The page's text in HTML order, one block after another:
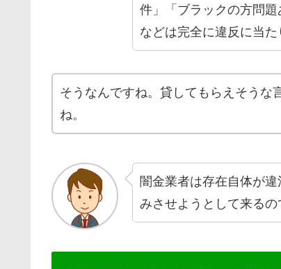
件」「ブラックの方問題
などは完全に違反に当た
そうなんですね。貸してもらえそうな
ね。
闇金業者は存在自体が
みさせようとして来るの